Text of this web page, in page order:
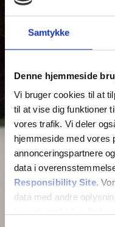
Samtykke
Denne hjemmeside
Vi bruger cookies til at
til at vise dig funktioner
vores trafik. Vi deler
hjemmeside med vores
annonceringspartnere
data i
Responsibility Site.
data med andre